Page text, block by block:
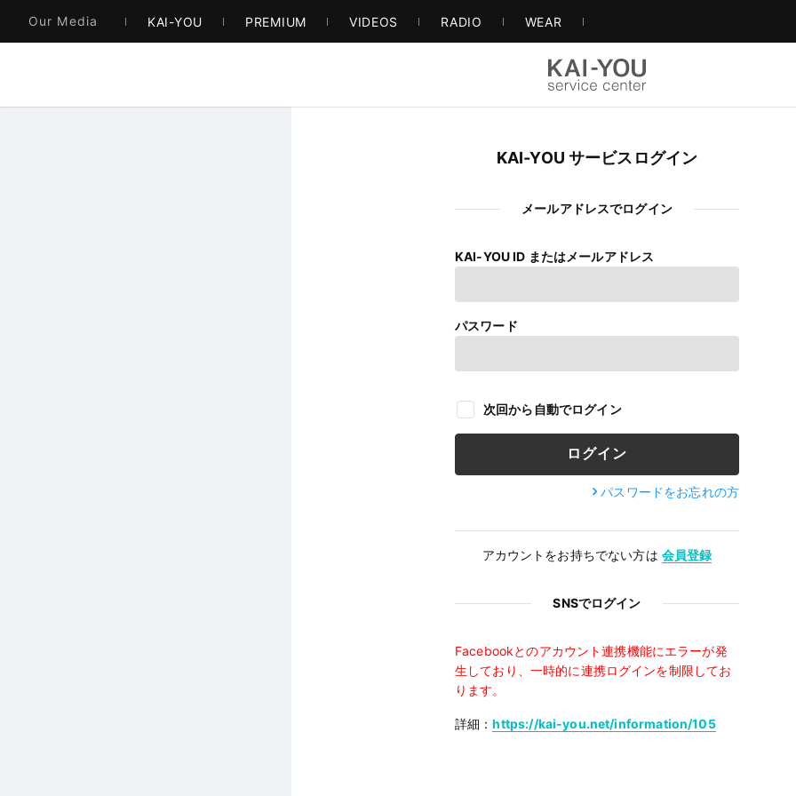
Our Media KAI-YOU PREMIUM VIDEOS RADIO WEAR
KAI-YOU サービスログイン
メールアドレスでログイン
KAI-YOU ID またはメールアドレス
パスワード
次回から自動でログイン
パスワードをお忘れの方
アカウントをお持ちでない方は 会員登録
SNSでログイン
Facebookとのアカウント連携機能にエラーが発
生しており、一時的に連携ログインを制限してお
ります。
詳細：https://kai-you.net/information/105